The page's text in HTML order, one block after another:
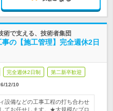
術で支える、技術者集団
の【施工管理】完全週休2日
完全週休2日制 第二新卒歓迎
12/10
設備などの工事工程の打ち合わせ
てお任せします。★大規模なプロ